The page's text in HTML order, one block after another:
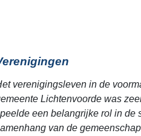
verenigingsleven in de
Lichtenvoorde was
een belangrijke rol in de
van de